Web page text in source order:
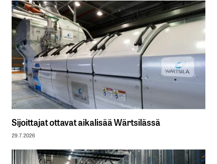
Sijoittajat ottavat aikalisää Wärtsilässä
29.7.2026